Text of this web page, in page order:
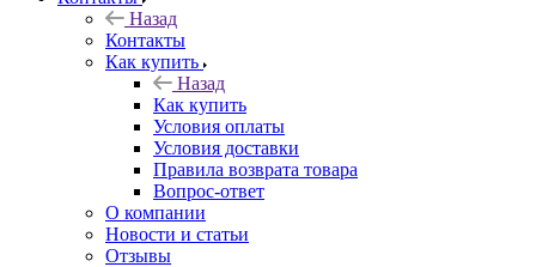
Назад
Контакты
Как купить
Назад
Как купить
Условия оплаты
Условия доставки
Правила возврата товара
Вопрос-ответ
О компании
Новости и статьи
Отзывы